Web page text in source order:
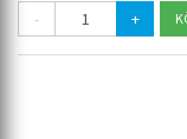
- +